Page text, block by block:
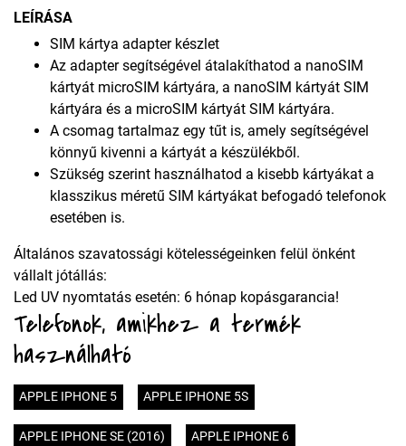
LEÍRÁSA
SIM kártya adapter készlet
Az adapter segítségével átalakíthatod a nanoSIM
kártyát microSIM kártyára, a nanoSIM kártyát SIM
kártyára és a microSIM kártyát SIM kártyára.
A csomag tartalmaz egy tűt is, amely segítségével
könnyű kivenni a kártyát a készülékből.
Szükség szerint használhatod a kisebb kártyákat a
klasszikus méretű SIM kártyákat befogadó telefonok
esetében is.
Általános szavatossági kötelességeinken felül önként
vállalt jótállás:
Led UV nyomtatás esetén: 6 hónap kopásgarancia!
Telefonok, amikhez a termék
használható
APPLE IPHONE 5 APPLE IPHONE 5S
APPLE IPHONE SE (2016) APPLE IPHONE 6